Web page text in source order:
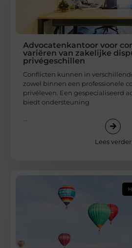
Advocatenkantoor voor
variëren van zakelijke
privégeschillen
Conflicten kunnen in
zowel binnen een professionele
privéleven. Een gespecialiseerd
biedt ondersteuning
Lees verder